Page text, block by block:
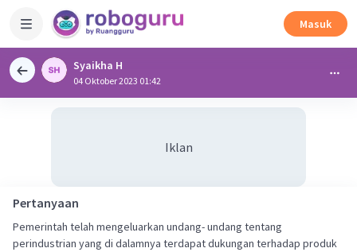
Masuk
Syaikha H
04 Oktober 2023 01:42
Iklan
Pertanyaan
Pemerintah telah mengeluarkan undang- undang tentang
perindustrian yang di dalamnya terdapat dukungan terhadap produk